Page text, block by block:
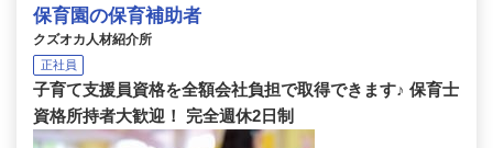
保育園の保育補助者
クズオカ人材紹介所
正社員
子育て支援員資格を全額会社負担で取得できます♪ 保育士
資格所持者大歓迎！ 完全週休2日制